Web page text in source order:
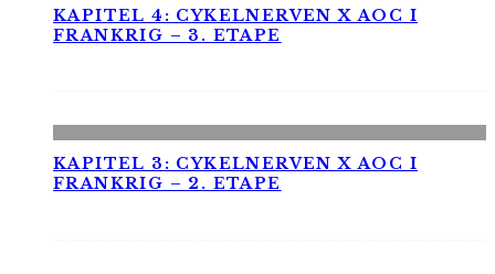
KAPITEL 4: CYKELNERVEN X AOC I
FRANKRIG – 3. ETAPE
KAPITEL 3: CYKELNERVEN X AOC I
FRANKRIG – 2. ETAPE